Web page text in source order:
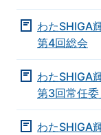
わたSHIGA
第4回総会
わたSHIGA
第3回常任委
わたSHIGA